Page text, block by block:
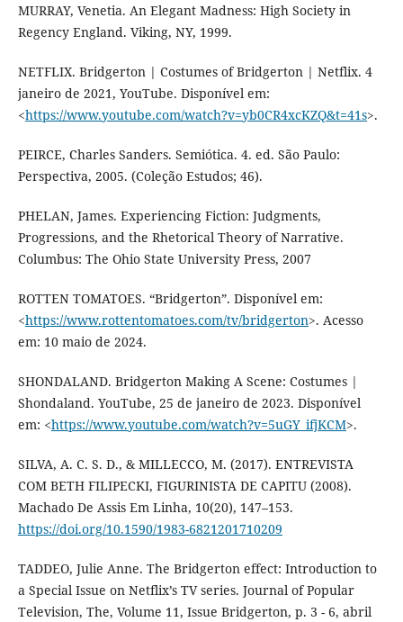
MURRAY, Venetia. An Elegant Madness: High Society in
Regency England. Viking, NY, 1999.
NETFLIX. Bridgerton | Costumes of Bridgerton | Netflix. 4
janeiro de 2021, YouTube. Disponível em:
<https://www.youtube.com/watch?v=yb0CR4xcKZQ&t=41s>.
PEIRCE, Charles Sanders. Semiótica. 4. ed. São Paulo:
Perspectiva, 2005. (Coleção Estudos; 46).
PHELAN, James. Experiencing Fiction: Judgments,
Progressions, and the Rhetorical Theory of Narrative.
Columbus: The Ohio State University Press, 2007
ROTTEN TOMATOES. “Bridgerton”. Disponível em:
<https://www.rottentomatoes.com/tv/bridgerton>. Acesso
em: 10 maio de 2024.
SHONDALAND. Bridgerton Making A Scene: Costumes |
Shondaland. YouTube, 25 de janeiro de 2023. Disponível
em: <https://www.youtube.com/watch?v=5uGY_ifjKCM>.
SILVA, A. C. S. D., & MILLECCO, M. (2017). ENTREVISTA
COM BETH FILIPECKI, FIGURINISTA DE CAPITU (2008).
Machado De Assis Em Linha, 10(20), 147–153.
https://doi.org/10.1590/1983-6821201710209
TADDEO, Julie Anne. The Bridgerton effect: Introduction to
a Special Issue on Netflix’s TV series. Journal of Popular
Television, The, Volume 11, Issue Bridgerton, p. 3 - 6, abril